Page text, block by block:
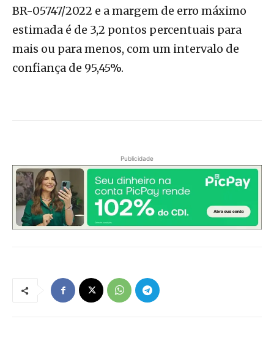
BR-05747/2022 e a margem de erro máximo
estimada é de 3,2 pontos percentuais para
mais ou para menos, com um intervalo de
confiança de 95,45%.
Publicidade